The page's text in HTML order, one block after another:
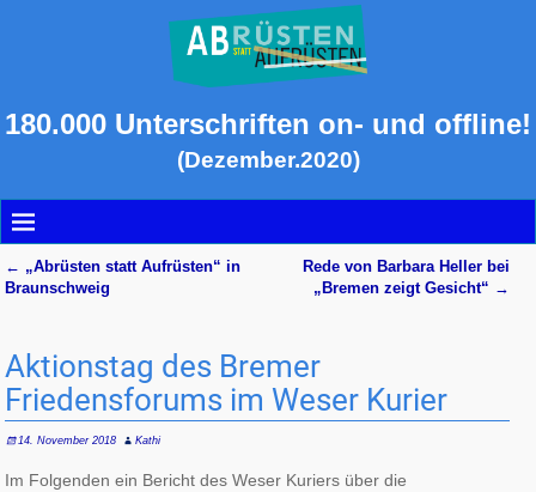
180.000 Unterschriften on- und offline!
(Dezember.2020)
Artikelnavigation
← „Abrüsten statt Aufrüsten“ in
Braunschweig
Rede von Barbara Heller bei
„Bremen zeigt Gesicht“ →
Aktionstag des Bremer
Friedensforums im Weser Kurier
14. November 2018 Kathi
Im Folgenden ein Bericht des Weser Kuriers über die